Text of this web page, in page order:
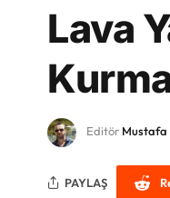
Lava
Editör Mustafa
PAYLAŞ